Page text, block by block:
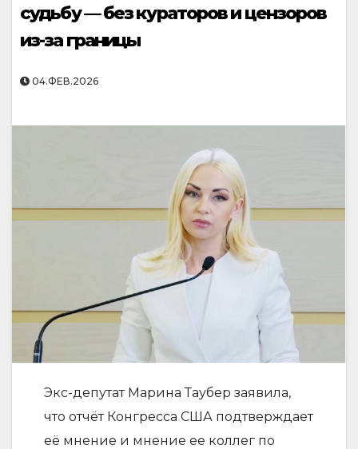
судьбу — без кураторов и цензоров
из-за границы
04.ФЕВ.2026
Экс-депутат Марина Таубер заявила,
что отчёт Конгресса США подтверждает
её мнение и мнение ее коллег по